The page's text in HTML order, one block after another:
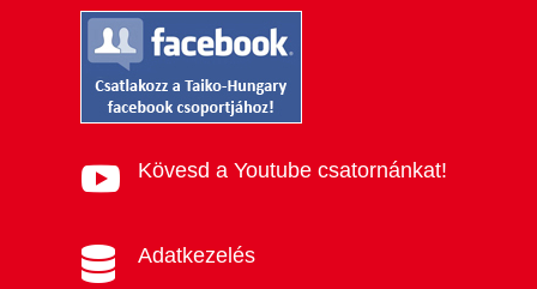
 Kövesd a Youtube csatornánkat!
 Adatkezelés